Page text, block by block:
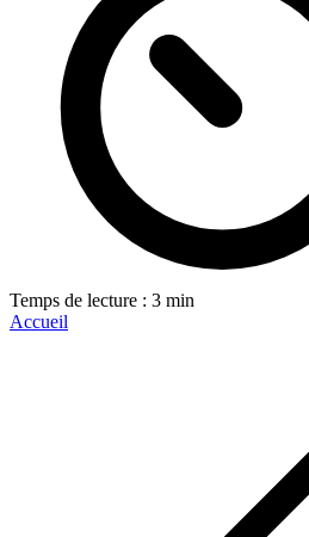
Temps de lecture : 3 min
Accueil